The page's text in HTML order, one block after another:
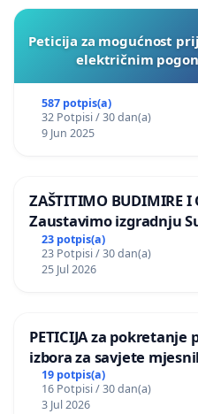
Peticija za mogućnost
električnim
587 potpis(a)
32 Potpisi / 30 dan(a)
9 Jun 2025
ZAŠTITIMO BUDIMIRE I
Zaustavimo izgradnju
Vedrine na području
23 potpis(a)
23 Potpisi / 30 dan(a)
25 Jul 2026
PETICIJA za
izbora za savjete
Bugojno
19 potpis(a)
16 Potpisi / 30 dan(a)
3 Jul 2026